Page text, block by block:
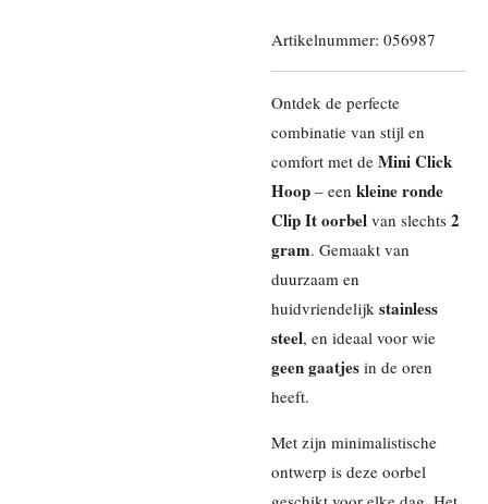
Artikelnummer: 056987
Ontdek de perfecte
combinatie van stijl en
comfort met de Mini Click
Hoop – een kleine ronde
Clip It oorbel van slechts 2
gram. Gemaakt van
duurzaam en
huidvriendelijk stainless
steel, en ideaal voor wie
geen gaatjes in de oren
heeft.
Met zijn minimalistische
ontwerp is deze oorbel